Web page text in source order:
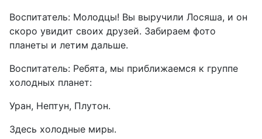
Воспитатель: Молодцы! Вы выручили Лосяша, и он
скоро увидит своих друзей. Забираем фото
планеты и летим дальше.
Воспитатель: Ребята, мы приближаемся к группе
холодных планет:
Уран, Нептун, Плутон.
Здесь холодные миры.